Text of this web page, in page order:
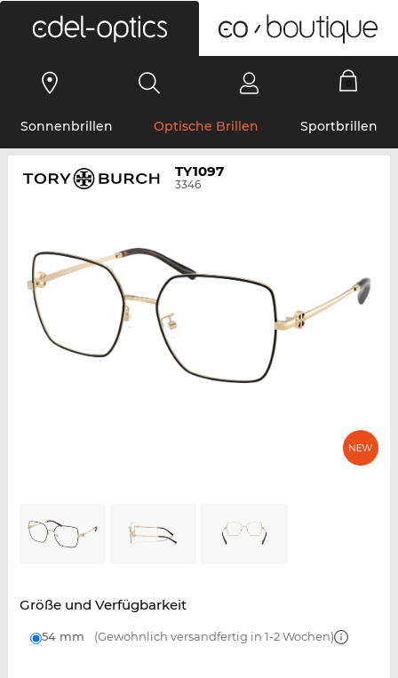
Sonnenbrillen Optische Brillen Sportbrillen
TY1097
3346
Größe und Verfügbarkeit
54 mm (Gewöhnlich versandfertig in 1-2 Wochen)